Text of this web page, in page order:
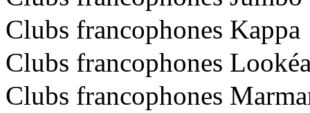
Clubs francophones Kappa
Clubs francophones
Clubs francophones